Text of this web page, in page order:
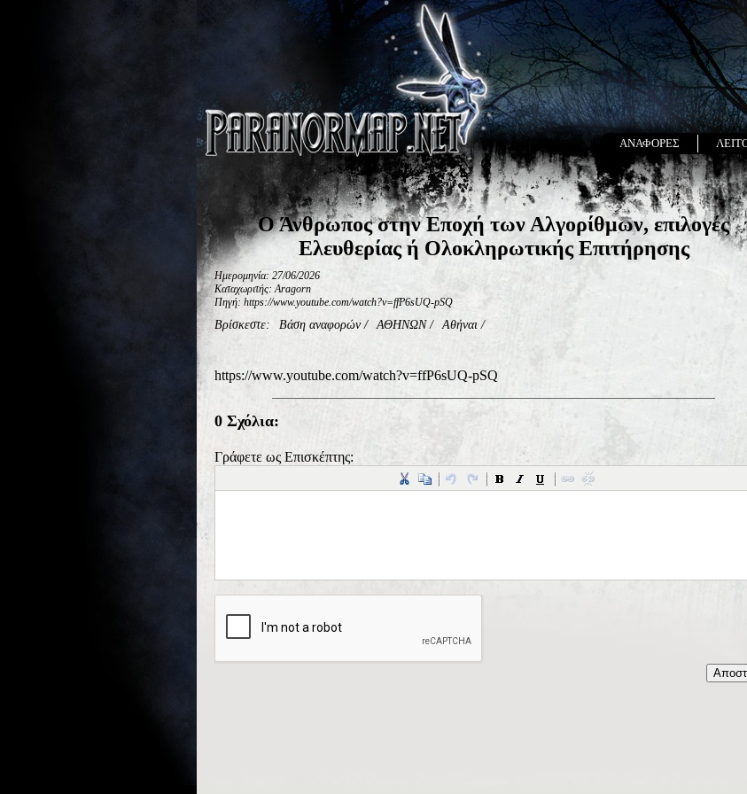
ΑΝΑΦΟΡΕΣ
Ο Άνθρωπος στην Εποχή των Αλγορίθμων, επιλογές
Ελευθερίας ή Ολοκληρωτικής Επιτήρησης
Ημερομηνία: 27/06/2026
Καταχωριτής: Aragorn
Πηγή: https://www.youtube.com/watch?v=ffP6sUQ-pSQ
Βρίσκεστε: Βάση αναφορών/ ΑΘΗΝΩΝ/ Αθήναι /
https://www.youtube.com/watch?v=ffP6sUQ-pSQ
0 Σχόλια:
Γράφετε ως Επισκέπτης: